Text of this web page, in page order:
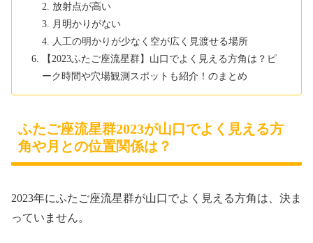
放射点が高い
月明かりがない
人工の明かりが少なく空が広く見渡せる場所
【2023ふたご座流星群】山口でよく見える方角は？ピ
ーク時間や穴場観測スポットも紹介！のまとめ
ふたご座流星群2023が山口でよく見える方
角や月との位置関係は？
2023年にふたご座流星群が山口でよく見える方角は、決ま
っていません。